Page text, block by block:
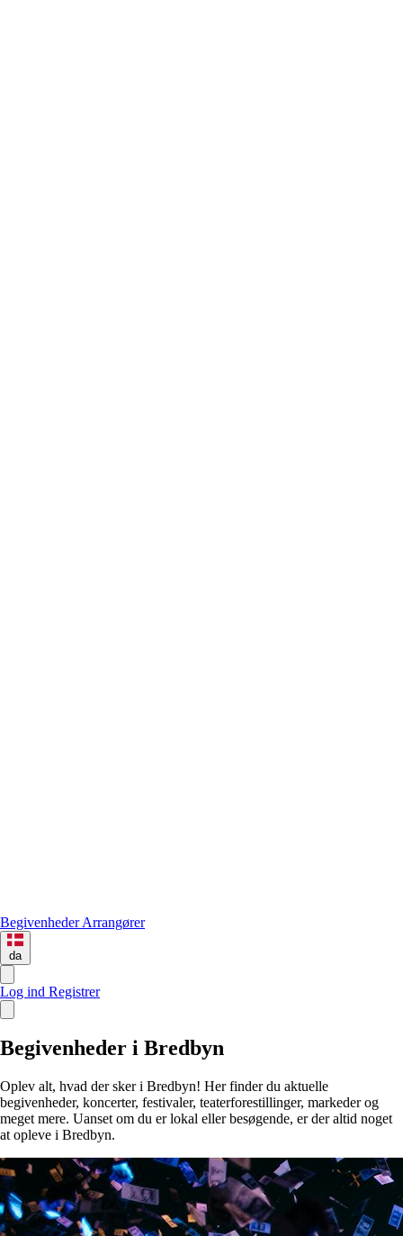
BegivenhederArrangører
da
Log ind Registrer
Begivenheder i Bredbyn
Oplev alt, hvad der sker i Bredbyn! Her finder du aktuelle
begivenheder, koncerter, festivaler, teaterforestillinger, markeder og
meget mere. Uanset om du er lokal eller besøgende, er der altid noget
at opleve i Bredbyn.